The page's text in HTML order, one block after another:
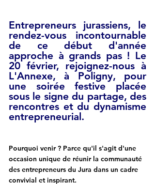
Entrepreneurs jurassiens, le
rendez-vous incontournable
de ce début d'année
approche à grands pas ! Le
20 février, rejoignez-nous à
L'Annexe, à Poligny, pour
une soirée festive placée
sous le signe du partage, des
rencontres et du dynamisme
entrepreneurial.
Pourquoi venir ? Parce qu'il s'agit d'une
occasion unique de réunir la communauté
des entrepreneurs du Jura dans un cadre
convivial et inspirant.